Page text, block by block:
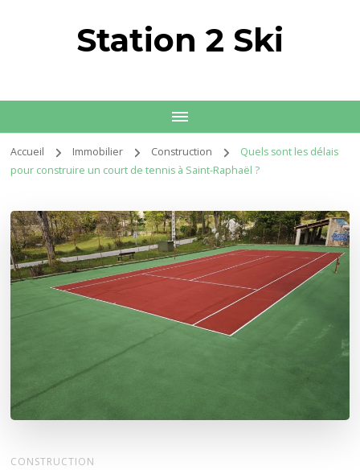
Station 2 Ski
Accueil Immobilier Construction
Quels sont les délais
pour construire un court de tennis à Saint-Raphaël ?
CONSTRUCTION